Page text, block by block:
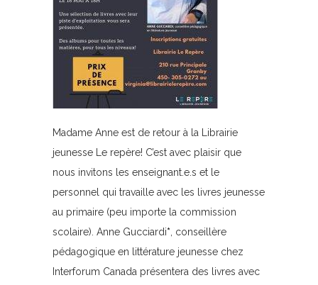
Madame Anne est de retour à la Librairie
jeunesse Le repère! C’est avec plaisir que
nous invitons les enseignant.e.s et le
personnel qui travaille avec les livres jeunesse
au primaire (peu importe la commission
scolaire). Anne Gucciardi* , conseillère
pédagogique en littérature jeunesse chez
Interforum Canada présentera des livres avec